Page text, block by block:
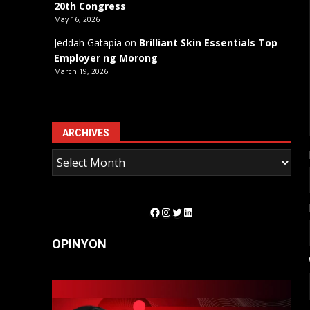
20th Congress
May 16, 2026
Jeddah Gatapia on Brilliant Skin Essentials Top
Employer ng Morong
March 19, 2026
ARCHIVES
Facebook
Instagram
Twitter
LinkedIn
OPINYON